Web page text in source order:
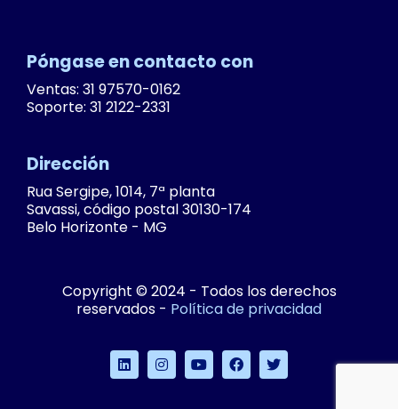
Póngase en contacto con
Ventas: 31 97570-0162
Soporte: 31 2122-2331
Dirección
Rua Sergipe, 1014, 7ª planta
Savassi, código postal 30130-174
Belo Horizonte - MG
Copyright © 2024 - Todos los derechos
reservados - Política de privacidad